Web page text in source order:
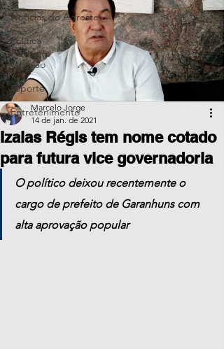
Notícias do Agreste
Política
Opinião
Esporte
Entretenimento
Izaias Régis tem nome cotado
para futura vice governadoria
Marcelo Jorge
14 de jan. de 2021
O político deixou recentemente o
cargo de prefeito de Garanhuns com
alta aprovação popular